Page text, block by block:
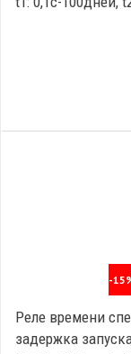
-
Реле времени
задержка